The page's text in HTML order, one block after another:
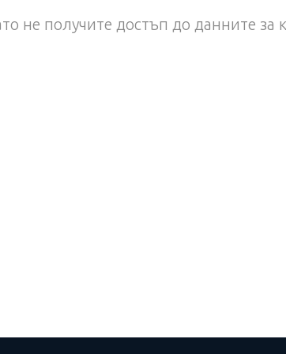
не получите достъп до данните за